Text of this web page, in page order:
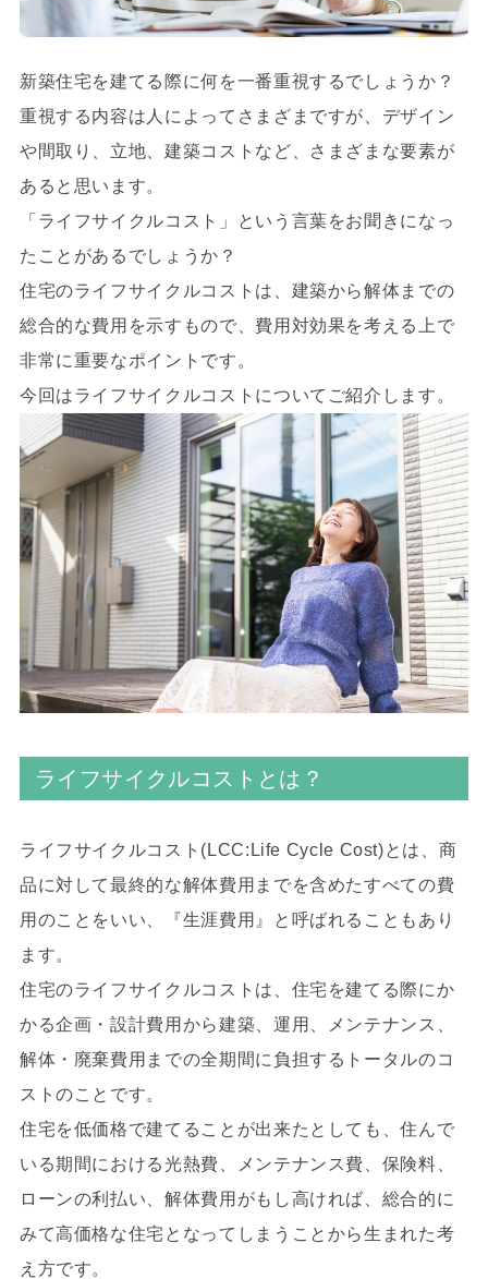
新築住宅を建てる際に何を一番重視するでしょうか？
重視する内容は人によってさまざまですが、デザイン
や間取り、立地、建築コストなど、さまざまな要素が
あると思います。
「ライフサイクルコスト」という言葉をお聞きになっ
たことがあるでしょうか？
住宅のライフサイクルコストは、建築から解体までの
総合的な費用を示すもので、費用対効果を考える上で
非常に重要なポイントです。
今回はライフサイクルコストについてご紹介します。
ライフサイクルコストとは？
ライフサイクルコスト(LCC:Life Cycle Cost)とは、商
品に対して最終的な解体費用までを含めたすべての費
用のことをいい、『生涯費用』と呼ばれることもあり
ます。
住宅のライフサイクルコストは、住宅を建てる際にか
かる企画・設計費用から建築、運用、メンテナンス、
解体・廃棄費用までの全期間に負担するトータルのコ
ストのことです。
住宅を低価格で建てることが出来たとしても、住んで
いる期間における光熱費、メンテナンス費、保険料、
ローンの利払い、解体費用がもし高ければ、総合的に
みて高価格な住宅となってしまうことから生まれた考
え方です。